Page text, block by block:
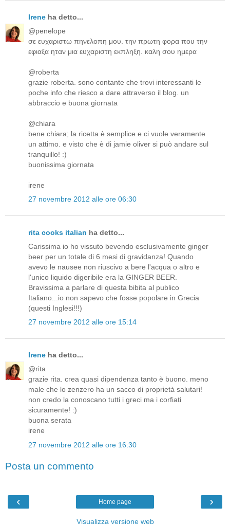
Irene ha detto...
@penelope
σε ευχαριστω πηνελοπη μου. την πρωτη φορα που την
εφιαξα ηταν μια ευχαριστη εκπληξη. καλη σου ημερα
@roberta
grazie roberta. sono contante che trovi interessanti le
poche info che riesco a dare attraverso il blog. un
abbraccio e buona giornata
@chiara
bene chiara; la ricetta è semplice e ci vuole veramente
un attimo. e visto che è di jamie oliver si può andare sul
tranquillo! :)
buonissima giornata
irene
27 novembre 2012 alle ore 06:30
rita cooks italian ha detto...
Carissima io ho vissuto bevendo esclusivamente ginger
beer per un totale di 6 mesi di gravidanza! Quando
avevo le nausee non riuscivo a bere l'acqua o altro e
l'unico liquido digeribile era la GINGER BEER.
Bravissima a parlare di questa bibita al publico
Italiano...io non sapevo che fosse popolare in Grecia
(questi Inglesi!!!)
27 novembre 2012 alle ore 15:14
Irene ha detto...
@rita
grazie rita. crea quasi dipendenza tanto è buono. meno
male che lo zenzero ha un sacco di proprietà salutari!
non credo la conoscano tutti i greci ma i corfiati
sicuramente! :)
buona serata
irene
27 novembre 2012 alle ore 16:30
Posta un commento
‹ ›
Home page
Visualizza versione web